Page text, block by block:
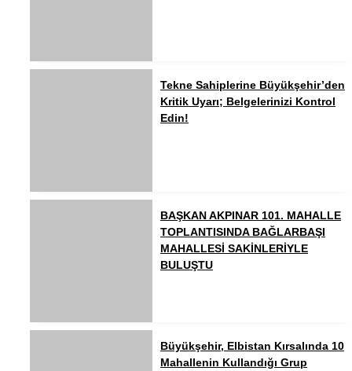
Tekne Sahiplerine Büyükşehir’den
Kritik Uyarı; Belgelerinizi Kontrol
Edin!
BAŞKAN AKPINAR 101. MAHALLE
TOPLANTISINDA BAĞLARBAŞI
MAHALLESİ SAKİNLERİYLE
BULUŞTU
Büyükşehir, Elbistan Kırsalında 10
Mahallenin Kullandığı Grup